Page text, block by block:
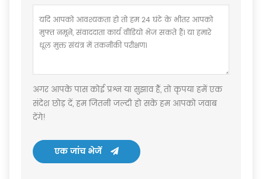
अगर आपके पास कोई प्रश्न या सुझाव हैं, तो कृपया हमें एक
संदेश छोड़ दें, हम जितनी जल्दी हो सके हम आपको जवाब
देंगे!
एक जांच भेजें